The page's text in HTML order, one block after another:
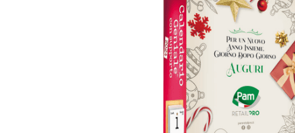
Genertel e
Genertellife ti
regalano fino a
in buoni!